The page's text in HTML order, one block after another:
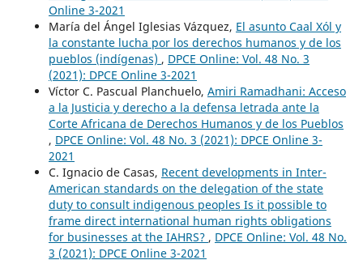
Online 3-2021
María del Ángel Iglesias Vázquez, El asunto Caal Xól y
la constante lucha por los derechos humanos y de los
pueblos (indígenas) , DPCE Online: Vol. 48 No. 3
(2021): DPCE Online 3-2021
Víctor C. Pascual Planchuelo, Amiri Ramadhani: Acceso
a la Justicia y derecho a la defensa letrada ante la
Corte Africana de Derechos Humanos y de los Pueblos
, DPCE Online: Vol. 48 No. 3 (2021): DPCE Online 3-
2021
C. Ignacio de Casas, Recent developments in Inter-
American standards on the delegation of the state
duty to consult indigenous peoples Is it possible to
frame direct international human rights obligations
for businesses at the IAHRS? , DPCE Online: Vol. 48 No.
3 (2021): DPCE Online 3-2021